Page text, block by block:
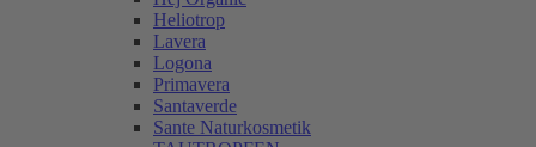
Heliotrop
Lavera
Logona
Primavera
Santaverde
Sante Naturkosmetik